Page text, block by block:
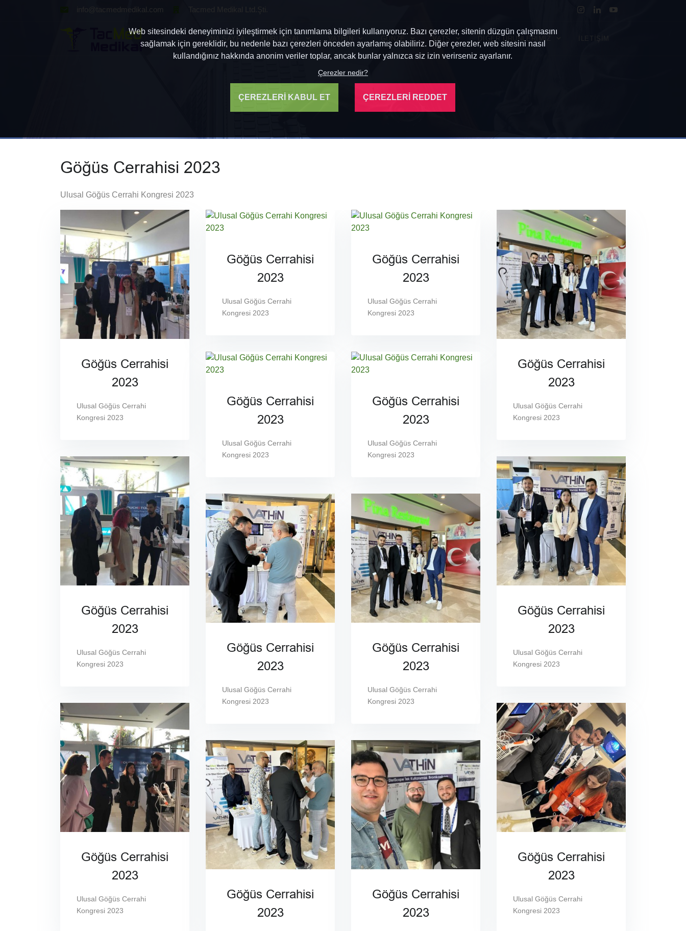
info@tacmedmedikal.com Tacmed Medikal Ltd.Şti.
ANA SAYFA KURUMSAL VATHIN GUNZE VATS DİĞER ÜRÜNLERİMİZ İLETİŞİM
Göğüs Cerrahisi 2023
Ulusal Göğüs Cerrahi Kongresi 2023
Göğüs Cerrahisi
2023
Ulusal Göğüs Cerrahi
Kongresi 2023
Göğüs Cerrahisi
2023
Ulusal Göğüs Cerrahi
Kongresi 2023
Göğüs Cerrahisi
2023
Ulusal Göğüs Cerrahi
Kongresi 2023
Göğüs Cerrahisi
2023
Ulusal Göğüs Cerrahi
Kongresi 2023
Göğüs Cerrahisi
2023
Ulusal Göğüs Cerrahi
Kongresi 2023
Göğüs Cerrahisi
2023
Ulusal Göğüs Cerrahi
Kongresi 2023
Göğüs Cerrahisi
2023
Göğüs Cerrahisi
2023
Ulusal Göğüs Cerrahi
Kongresi 2023
Göğüs Cerrahisi
2023
Ulusal Göğüs Cerrahi
Kongresi 2023
Göğüs Cerrahisi
2023
Ulusal Göğüs Cerrahi
Kongresi 2023
Göğüs Cerrahisi
2023
Göğüs Cerrahisi
2023
Ulusal Göğüs Cerrahi
Kongresi 2023
Göğüs Cerrahisi
2023
Ulusal Göğüs Cerrahi
Kongresi 2023
Göğüs Cerrahisi
2023
Ulusal Göğüs Cerrahi
Kongresi 2023
Web sitesindeki deneyiminizi iyileştirmek için tanımlama bilgileri kullanıyoruz. Bazı çerezler, sitenin düzgün çalışmasını
sağlamak için gereklidir, bu nedenle bazı çerezleri önceden ayarlamış olabiliriz. Diğer çerezler, web sitesini nasıl
kullandığınız hakkında anonim veriler toplar, ancak bunlar yalnızca siz izin verirseniz ayarlanır.
Çerezler nedir?
ÇEREZLERİ KABUL ET ÇEREZLERİ REDDET